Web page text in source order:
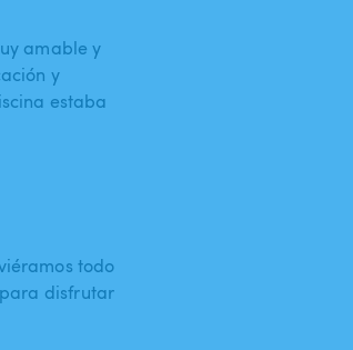
amable y
y
estaba
todo
disfrutar